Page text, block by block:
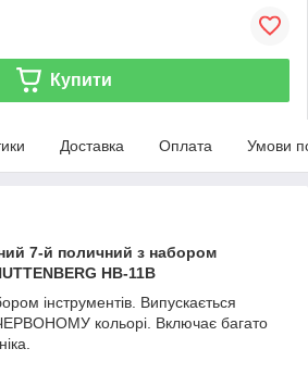
Купити
Доставка Оплата Умови
7-й поличний з набором
HB-11B
інструментів. Випускається
кольорі. Включає багато